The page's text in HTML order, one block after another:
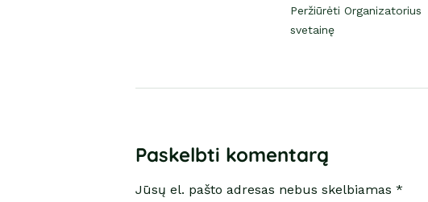
Peržiūrėti Organizatorius
svetainę
Paskelbti komentarą
Jūsų el. pašto adresas nebus skelbiamas *